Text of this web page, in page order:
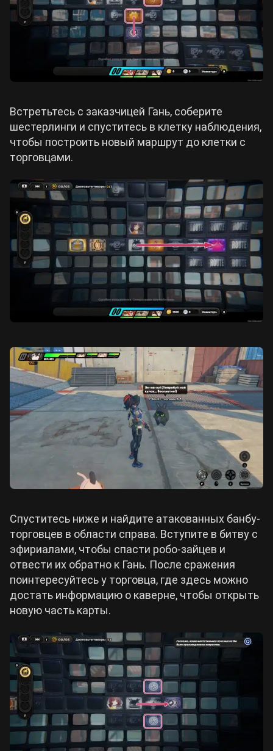
Встретьтесь с заказчицей Гань, соберите
шестерлинги и спуститесь в клетку наблюдения,
чтобы построить новый маршрут до клетки с
торговцами.
Спуститесь ниже и найдите атакованных банбу-
торговцев в области справа. Вступите в битву с
эфириалами, чтобы спасти робо-зайцев и
отвести их обратно к Гань. После сражения
поинтересуйтесь у торговца, где здесь можно
достать информацию о каверне, чтобы открыть
новую часть карты.